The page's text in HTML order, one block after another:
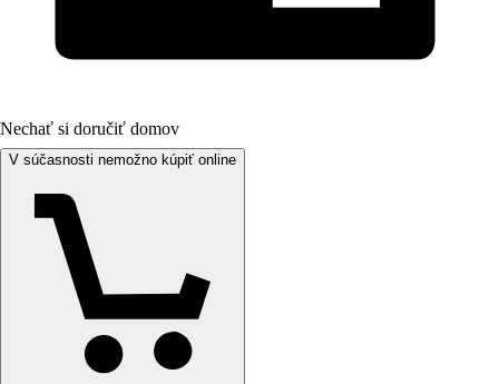
Nechať si doručiť domov
V súčasnosti nemožno kúpiť online